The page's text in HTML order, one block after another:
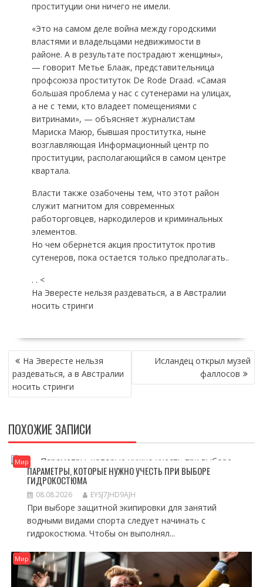
проституции они ничего не имели.
«Это на самом деле война между городскими
властями и владельцами недвижимости в
районе. А в результате пострадают женщины»,
— говорит Метье Блаак, представительница
профсоюза проституток De Rode Draad. «Самая
большая проблема у нас с сутенерами на улицах,
а не с теми, кто владеет помещениями с
витринами», — объясняет журналистам
Мариска Маюр, бывшая проститутка, ныне
возглавляющая Информационный центр по
проституции, располагающийся в самом центре
квартала.
Власти также озабочены тем, что этот район
служит магнитом для современных
работорговцев, наркодилеров и криминальных
элементов.
Но чем обернется акция проституток против
сутенеров, пока остается только предполагать..
. . <
На Эвересте нельзя раздеваться, а в Австралии
носить стринги
НАВИГАЦИЯ
ПО
ЗАПИСЯМ
На Эвересте нельзя
раздеваться, а в Австралии
носить стринги
Исландец открыл музей
фаллосов
ПОХОЖИЕ ЗАПИСИ
Мир
ПАРАМЕТРЫ, КОТОРЫЕ НУЖНО УЧЕСТЬ ПРИ ВЫБОРЕ
ГИДРОКОСТЮМА
08.08.2026 EYSJ7JHD9AJH
При выборе защитной экипировки для занятий
водными видами спорта следует начинать с
гидрокостюма. Чтобы он выполнял...
Мир